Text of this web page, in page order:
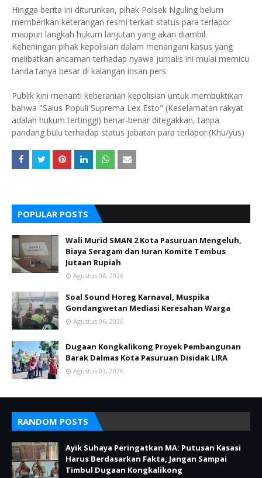
Hingga berita ini diturunkan, pihak Polsek Nguling belum
memberikan keterangan resmi terkait status para terlapor
maupun langkah hukum lanjutan yang akan diambil.
Keheningan pihak kepolisian dalam menangani kasus yang
melibatkan ancaman terhadap nyawa jurnalis ini mulai memicu
tanda tanya besar di kalangan insan pers.
Publik kini menanti keberanian kepolisian untuk membuktikan
bahwa "Salus Populi Suprema Lex Esto" (Keselamatan rakyat
adalah hukum tertinggi) benar-benar ditegakkan, tanpa
pandang bulu terhadap status jabatan para terlapor.(Khu/yus)
POPULAR POSTS
Wali Murid SMAN 2 Kota Pasuruan Mengeluh,
Biaya Seragam dan Iuran Komite Tembus
Jutaan Rupiah
Agustus 04, 2026
Soal Sound Horeg Karnaval, Muspika
Gondangwetan Mediasi Keresahan Warga
Agustus 06, 2026
Dugaan Kongkalikong Proyek Pembangunan
Barak Dalmas Kota Pasuruan Disidak LIRA
Agustus 03, 2026
RANDOM POSTS
Ayik Suhaya Peringatkan MA: Putusan Kasasi
Harus Berdasarkan Fakta, Jangan Sampai
Timbul Dugaan Kongkalikong